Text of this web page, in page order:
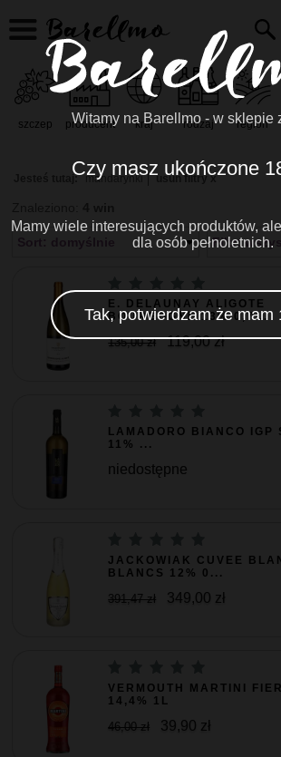
kraj
producent region
szczep rodzaj
Jesteś tutaj: mandarynki usuń filtry x
Filtr:
E. DELAUNAY ALIGOTE
BOURGOGNE 13% 0,7...
135,00 zł 119,00 zł
LAMADORO BIANCO IGP
11% ...
niedostępne
JACKOWIAK CUVEE
BLANCS 12% 0...
391,47 zł 349,00 zł
VERMOUTH MARTINI
14,4% 1L
46,00 zł 39,90 zł
Witamy na Barellmo - w sklepie
Czy masz ukończone
Mamy wiele interesujących produktów,
dla osób pełnoletnich.
Tak, potwierdzam że mam